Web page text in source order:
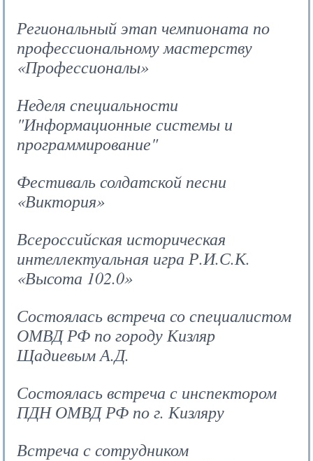
Региональный этап чемпионата по
профессиональному мастерству
«Профессионалы»
Неделя специальности
"Информационные системы и
программирование"
Фестиваль солдатской песни
«Виктория»
Всероссийская историческая
интеллектуальная игра Р.И.С.К.
«Высота 102.0»
Состоялась встреча со специалистом
ОМВД РФ по городу Кизляр
Щадиевым А.Д.
Состоялась встреча с инспектором
ПДН ОМВД РФ по г. Кизляру
Встреча с сотрудником